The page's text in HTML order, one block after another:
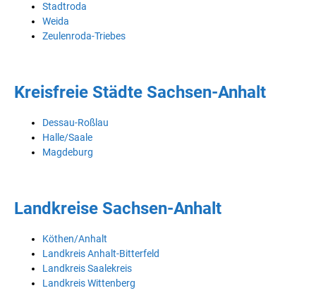
Stadtroda
Weida
Zeulenroda-Triebes
Kreisfreie Städte Sachsen-Anhalt
Dessau-Roßlau
Halle/Saale
Magdeburg
Landkreise Sachsen-Anhalt
Köthen/Anhalt
Landkreis Anhalt-Bitterfeld
Landkreis Saalekreis
Landkreis Wittenberg